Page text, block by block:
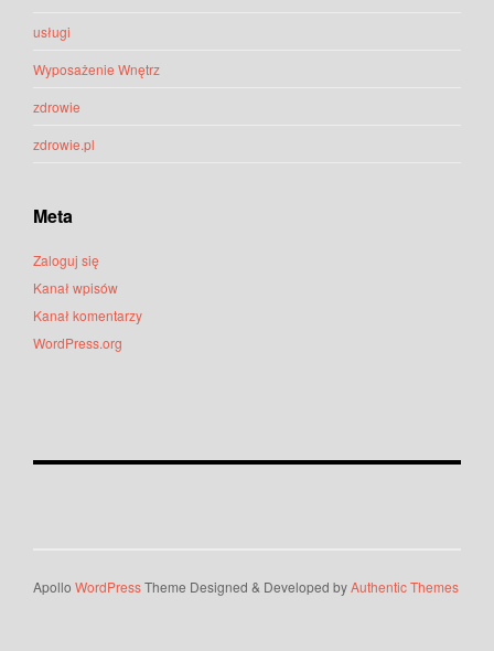
usługi
Wyposażenie Wnętrz
zdrowie
zdrowie.pl
Meta
Zaloguj się
Kanał wpisów
Kanał komentarzy
WordPress.org
Apollo WordPressTheme Designed & Developed byAuthentic Themes